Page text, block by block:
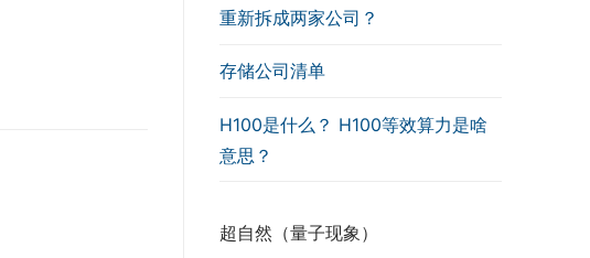
重新拆成两家公司？
存储公司清单
H100是什么？ H100等效算力是啥
意思？
超自然（量子现象）